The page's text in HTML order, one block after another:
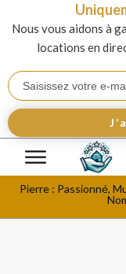
Nous vous aidons à
locations en
Pierre : Passionné,